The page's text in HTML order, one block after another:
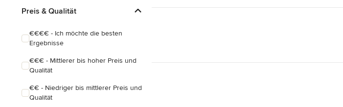
Preis & Qualität
€€€€ - Ich möchte die besten
Ergebnisse
€€€ - Mittlerer bis hoher Preis und
Qualität
€€ - Niedriger bis mittlerer Preis und
Qualität